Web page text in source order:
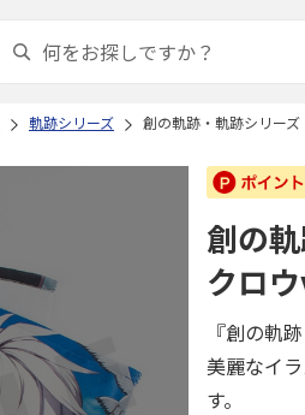
軌跡シリーズ 創の軌跡・軌跡シリー
創の
クロ
『創の軌
美麗なイ
す。